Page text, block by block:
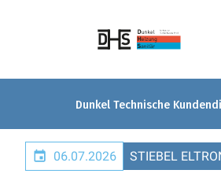
Dunkel Technische
06.07.2026 STIEBEL